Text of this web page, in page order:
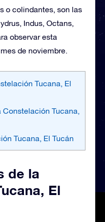
o colindantes, son las
Indus, Octans,
observar esta
de noviembre.
Tucana, El
Tucana,
Tucana, El Tucán
de la
El